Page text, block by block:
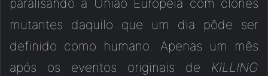
paralisando a União Europeia com clones
mutantes daquilo que um dia pôde ser
definido como humano. Apenas um mês
após os eventos originais de KILLING